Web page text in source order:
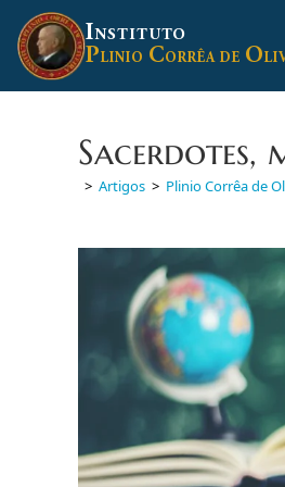
para
conteúdo
INSTITUTO
PLINIO CORRÊA DE O
Sacerdotes,
> Artigos > Plinio Corrêa de